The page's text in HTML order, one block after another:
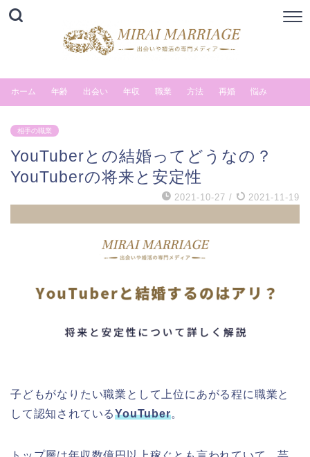
ホーム 年齢 出会い 年収 職業 方法 再婚 悩み
相手の職業
YouTuberとの結婚ってどうなの？
YouTuberの将来と安定性
2021-10-27 / 2021-11-19
子どもがなりたい職業として上位にあがる程に職業と
して認知されているYouTuber。